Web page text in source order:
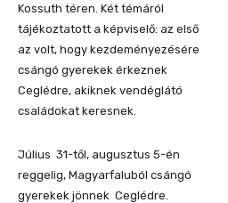
Kossuth téren. Két témáról
tájékoztatott a képviselő: az első
az volt, hogy kezdeményezésére
csángó gyerekek érkeznek
Ceglédre, akiknek vendéglátó
családokat keresnek.
Július 31-től, augusztus 5-én
reggelig, Magyarfaluból csángó
gyerekek jönnek Ceglédre.